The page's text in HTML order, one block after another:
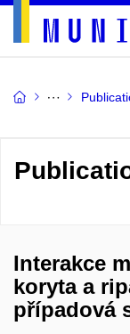
Interakce
koryta a
případová